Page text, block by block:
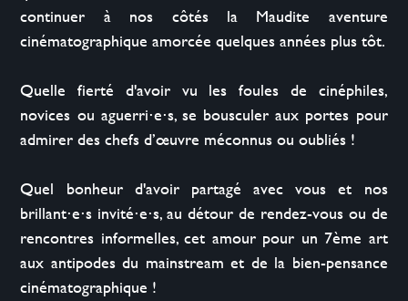
continuer à nos côtés la Maudite aventure
cinématographique amorcée quelques années plus tôt.
Quelle fierté d'avoir vu les foules de cinéphiles,
novices ou aguerri⋅e⋅s, se bousculer aux portes pour
admirer des chefs d’œuvre méconnus ou oubliés !
Quel bonheur d'avoir partagé avec vous et nos
brillant⋅e⋅s invité⋅e⋅s, au détour de rendez-vous ou de
rencontres informelles, cet amour pour un 7ème art
aux antipodes du mainstream et de la bien-pensance
cinématographique !